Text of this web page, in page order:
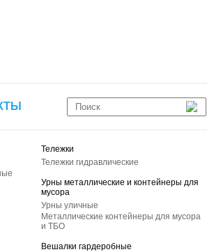
Тележки
Тележки гидравлические
Урны металлические и контейнеры для
мусора
Урны уличные
Металлические контейнеры для мусора
и ТБО
Вешалки гардеробные